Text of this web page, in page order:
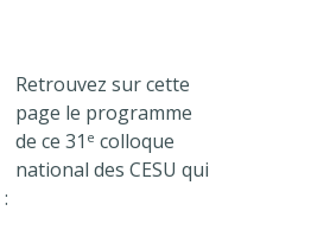
Retrouvez sur cette
page le programme
de ce 31 e colloque
national des CESU qui